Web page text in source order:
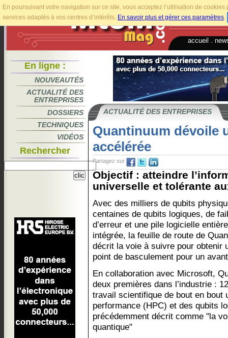
En poursuivant votre navigation sur ce site, vous acceptez l’utilisation de
services adaptés à vos centres d’intérêts. En savoir plus et gérer ces paramètres.
accueil
En ligne :
NOUVEAUTÉS
ACTUALITÉ DES
ENTREPRISES
DOSSIERS
TECHNIQUES
VIDÉOS
Rechercher
ACTUALITÉ DES ENTREPRISES
Quantinuum dévoile
accélérée
Partagez sur
Objectif : atteindre
universelle et tolérante
Avec des milliers de qubits
centaines de qubits logiques, de
d’erreur et une pile logicielle
intégrée, la feuille de route de
décrit la voie à suivre pour obtenir
point de basculement pour un
En collaboration avec Microsoft,
deux premières dans l’industrie :
travail scientifique de bout en bout
performance (HPC) et des qubits
précédemment décrit comme "la
quantique"